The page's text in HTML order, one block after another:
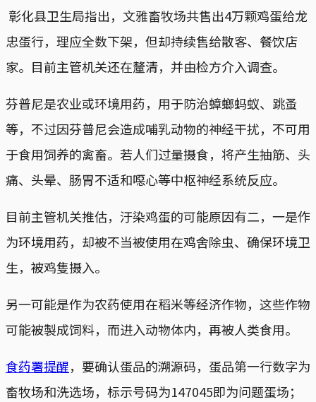
彰化县卫生局指出，文雅畜牧场共售出4万颗鸡蛋给龙
忠蛋行，理应全数下架，但却持续售给散客、餐饮店
家。目前主管机关还在釐清，并由检方介入调查。
芬普尼是农业或环境用药，用于防治蟑螂蚂蚁、跳蚤
等，不过因芬普尼会造成哺乳动物的神经干扰，不可用
于食用饲养的禽畜。若人们过量摄食，将产生抽筋、头
痛、头晕、肠胃不适和噁心等中枢神经系统反应。
目前主管机关推估，汙染鸡蛋的可能原因有二，一是作
为环境用药，却被不当被使用在鸡舍除虫、确保环境卫
生，被鸡隻摄入。
另一可能是作为农药使用在稻米等经济作物，这些作物
可能被製成饲料，而进入动物体内，再被人类食用。
食药署提醒，要确认蛋品的溯源码，蛋品第一行数字为
畜牧场和洗选场，标示号码为147045即为问题蛋场；